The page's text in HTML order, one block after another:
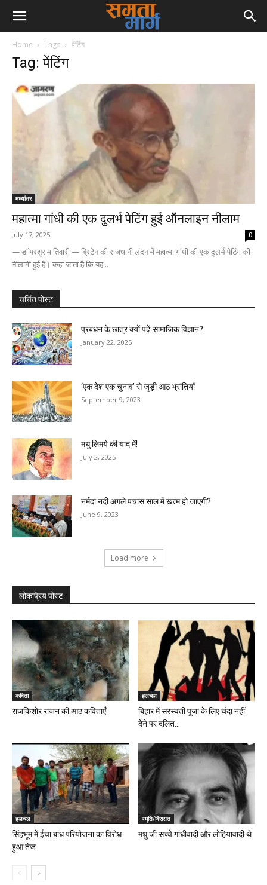
Home Tags पेंटिंग
Tag: पेंटिंग
मध्यांतर
महात्मा गांधी की एक दुलर्भ पेटिंग हुई ऑनलाइन नीलाम
July 17, 2025 0
— डॉ परशुराम तिवारी — ब्रिटेन की राजधानी लंदन में महात्मा गांधी की एक दुलर्भ पेटिंग की
नीलामी हुई है। कहा जाता है कि यह...
चर्चित पोस्ट
प्रबंधन के छात्र क्यों पढ़ें सामाजिक विज्ञान?
January 22, 2025
‘एक देश एक चुनाव’ से जुड़ी आठ भ्रांतियॉं
September 9, 2023
मधु लिमये की याद में!
July 2, 2025
नर्मदा नदी अगले पचास साल में खत्म हो जाएगी?
June 9, 2023
Load more
लोकप्रिय पोस्ट
कविता
राजकिशोर राजन की आठ कविताएँ
हलचल
बिहार में सरस्वती पूजा के लिए चंदा नहीं
देने पर दलित...
हलचल
सिंहभूम में ईचा बांध परियोजना का विरोध
हुआ तेज
स्मृति/विरासत
मधु जी सच्चे गांधीवादी और लोहियावादी थे